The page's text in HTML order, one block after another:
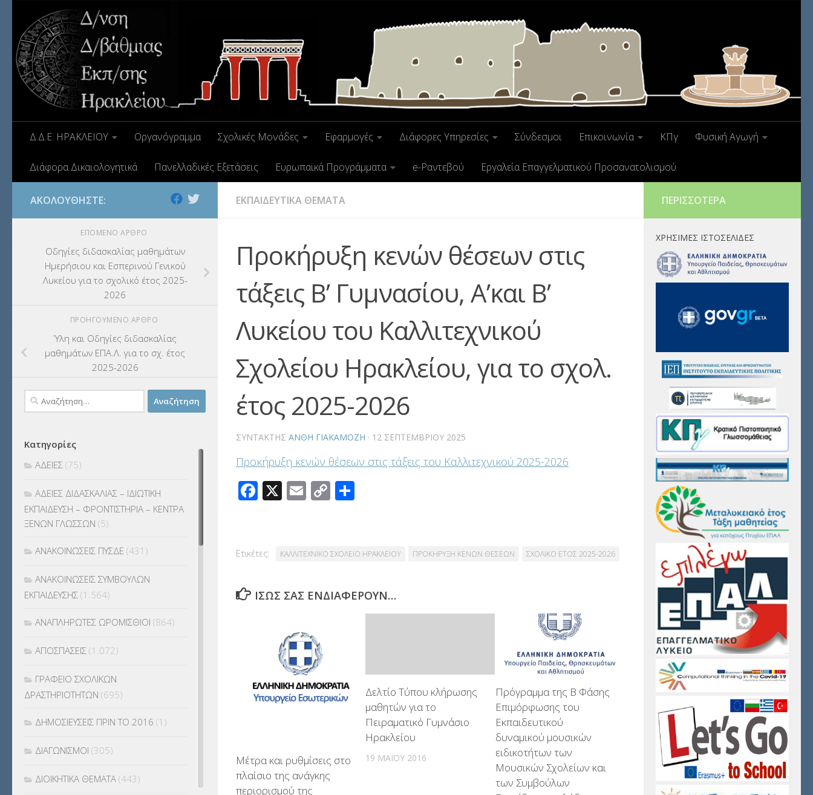
Δ.Δ.Ε. ΗΡΑΚΛΕΙΟΥ Οργανόγραμμα Σχολικές Μονάδες Εφαρμογές Διάφορες Υπηρεσίες Σύνδεσμοι Επικοινωνία ΚΠγ Φυσική Αγωγή
Διάφορα Δικαιολογητικά Πανελλαδικές Εξετάσεις Ευρωπαϊκά Προγράμματα e-Ραντεβού Εργαλεία Επαγγελματικού Προσανατολισμού
ΕΚΠΑΙΔΕΥΤΙΚΑ ΘΕΜΑΤΑ
Προκήρυξη κενών θέσεων στις
τάξεις Β’ Γυμνασίου, Α’και Β’
Λυκείου του Καλλιτεχνικού
Σχολείου Ηρακλείου, για το σχολ.
έτος 2025-2026
ΣΥΝΤΆΚΤΗΣ ΑΝΘΗ ΓΙΑΚΑΜΟΖΗ · 12 ΣΕΠΤΕΜΒΡΊΟΥ 2025
Προκήρυξη κενών θέσεων στις τάξεις του Καλλιτεχνικού 2025-2026
Facebook
X Email
Copy
Ετικέτες: ΚΑΛΛΙΤΕΧΝΙΚΟ ΣΧΟΛΕΙΟ ΗΡΑΚΛΕΙΟΥ ΠΡΟΚΗΡΥΞΗ ΚΕΝΩΝ ΘΕΣΕΩΝ ΣΧΟΛΙΚΟ ΕΤΟΣ 2025-2026
ΊΣΩΣ ΣΑΣ ΕΝΔΙΑΦΈΡΟΥΝ…
Μέτρα και ρυθμίσεις στο
πλαίσιο της ανάγκης
περιορισμού της
Δελτίο Τύπου κλήρωσης
μαθητών για το
Πειραματικό Γυμνάσιο
Ηρακλείου
19 ΜΑΪ́ΟΥ 2016
Πρόγραμμα της Β Φάσης
Επιμόρφωσης του
Εκπαιδευτικού
δυναμικού μουσικών
ειδικοτήτων των
Μουσικών Σχολείων και
των Συμβούλων
ΑΚΟΛΟΥΘΉΣΤΕ:
ΕΠΌΜΕΝΟ ΆΡΘΡΟ
Οδηγίες διδασκαλίας μαθημάτων
Ημερήσιου και Εσπερινού Γενικού
Λυκείου για το σχολικό έτος 2025-
2026
ΠΡΟΗΓΟΎΜΕΝΟ ΆΡΘΡΟ
Ύλη και Οδηγίες διδασκαλίας
μαθημάτων ΕΠΑ.Λ. για το σχ. έτος
2025-2026
Αναζήτηση
για:
Κατηγορίες
ΑΔΕΙΕΣ (75)
ΑΔΕΙΕΣ ΔΙΔΑΣΚΑΛΙΑΣ – ΙΔΙΩΤΙΚΗ
ΕΚΠΑΙΔΕΥΣΗ – ΦΡΟΝΤΙΣΤΗΡΙΑ – ΚΕΝΤΡΑ
ΞΕΝΩΝ ΓΛΩΣΣΩΝ (5)
ΑΝΑΚΟΙΝΩΣΕΙΣ ΠΥΣΔΕ (431)
ΑΝΑΚΟΙΝΩΣΕΙΣ ΣΥΜΒΟΥΛΩΝ
ΕΚΠΑΙΔΕΥΣΗΣ (1.564)
ΑΝΑΠΛΗΡΩΤΕΣ ΩΡΟΜΙΣΘΙΟΙ (864)
ΑΠΟΣΠΑΣΕΙΣ (1.072)
ΓΡΑΦΕΙΟ ΣΧΟΛΙΚΩΝ
ΔΡΑΣΤΗΡΙΟΤΗΤΩΝ (695)
ΔΗΜΟΣΙΕΥΣΕΙΣ ΠΡΙΝ ΤΟ 2016 (1)
ΔΙΑΓΩΝΙΣΜΟΙ (305)
ΔΙΟΙΚΗΤΙΚΑ ΘΕΜΑΤΑ (443)
ΠΕΡΙΣΣΌΤΕΡΑ
ΧΡΉΣΙΜΕΣ ΙΣΤΟΣΕΛΊΔΕΣ